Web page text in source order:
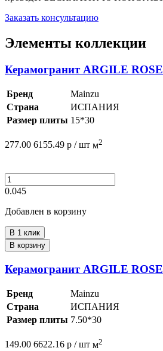
Заказать консультацию
Элементы коллекции
Керамогранит ARGILE ROSE
Бренд
Mainzu
Страна
ИСПАНИЯ
Размер плиты 15*30
277.00 6155.49 р / шт м2
0.045
Добавлен в корзину
В 1 клик
В корзину
Керамогранит ARGILE ROSE
Бренд
Mainzu
Страна
ИСПАНИЯ
Размер плиты 7.50*30
149.00 6622.16 р / шт м2